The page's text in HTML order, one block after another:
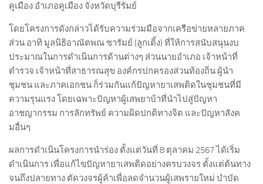
คูเมือง อำเภอคูเมือง จังหวัดบุรีรัมย์
โดยโครงการดังกล่าวได้รับความร่วมมือจากเครือข่ายหลายภาค
ส่วน อาทิ มูลนิธิอาณัตพณ ซารัมย์ (ลูกเติ้ง) ที่ให้การสนับสนุนงบ
ประมาณในการดำเนินการด้านต่างๆ ส่วนนายอำเภอ เจ้าหน้าที่
ตำรวจ เจ้าหน้าที่สาธารณสุข องค์กรปกครองส่วนท้องถิ่น ผู้นำ
ชุมชน และภาคเอกชน ก็ร่วมกันแก้ปัญหายาเสพติดในชุมชนที่มี
ความรุนแรง โดยเฉพาะปัญหาผู้เสพยาบ้าที่นำไปสู่ปัญหา
อาชญากรรม การลักทรัพย์ ความผิดปกติทางจิต และปัญหาสังค
มอื่นๆ
ผลการดำเนินโครงการนำร่อง ตั้งแต่วันที่ 8 ตุลาคม 2567 ได้เริ่ม
ดำเนินการ เพื่อแก้ไขปัญหายาเสพติดอย่างครบวงจร ตั้งแต่ต้นทาง
จนถึงปลายทาง ตัดวงจรผู้ค้าเพื่อลดจำนวนผู้เสพรายใหม่ บำบัด